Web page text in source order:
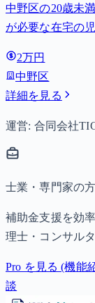
中野区の20歳未
が必要な在宅の
2万円
中野区
詳細を見る
運営: 合同会社
士業・専門家の
補助金支援を効
理士・コンサル
Pro を見る (機能
談